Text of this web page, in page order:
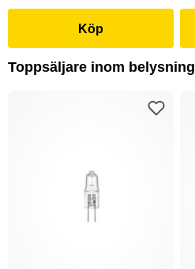
Köp
Toppsäljare inom belysning